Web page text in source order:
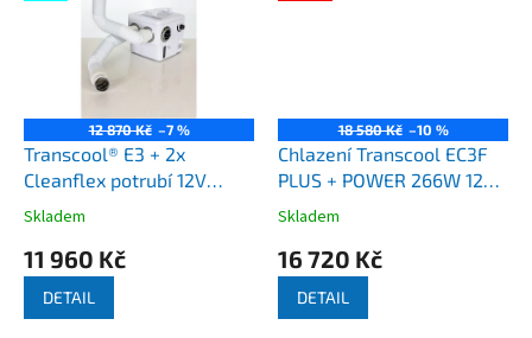
12 870 Kč –7 %
Transcool® E3 + 2x
Cleanflex potrubí 12V
odpařovací klimatizační
Průměrné
produktu
Skladem
11 960 Kč
DETAIL
18 580 Kč –10 %
Chlazení Transcool EC3F
PLUS + POWER 266W 12V
přenosný odpařovací
Průměrné
produktu
Skladem
16 720 Kč
DETAIL